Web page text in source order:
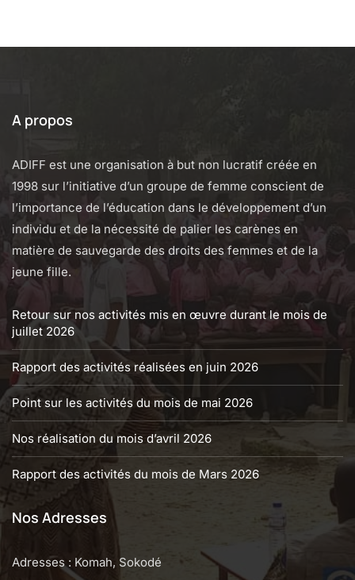
A propos
ADIFF est une organisation à but non lucratif créée en
1998 sur l’initiative d’un groupe de femme conscient de
l’importance de l’éducation dans le développement d’un
individu et de la nécessité de palier les carènes en
matière de sauvegarde des droits des femmes et de la
jeune fille.
Retour sur nos activités mis en œuvre durant le mois de
juillet 2026
Rapport des activités réalisées en juin 2026
Point sur les activités du mois de mai 2026
Nos réalisation du mois d’avril 2026
Rapport des activités du mois de Mars 2026
Nos Adresses
Adresses : Komah, Sokodé